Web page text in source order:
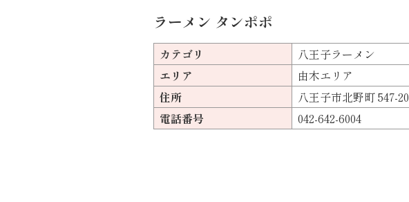
ラーメン タンポポ
カテゴリ
八王子ラーメン
エリア
由木エリア
住所
八王子市北野町 547-20
電話番号
042-642-6004